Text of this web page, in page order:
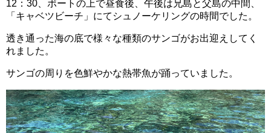
12：30、ボートの上で昼食後、午後は兄島と父島の中間、
「キャベツビーチ」にてシュノーケリングの時間でした。
透き通った海の底で様々な種類のサンゴがお出迎えしてく
れました。
サンゴの周りを色鮮やかな熱帯魚が踊っていました。